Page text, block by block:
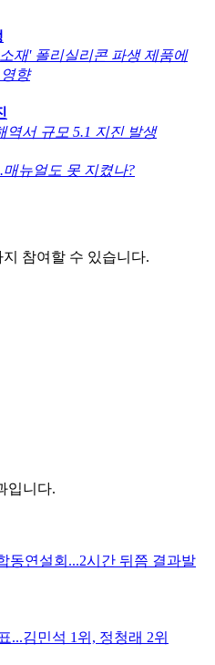
재' 폴리실리콘 파생 제품에
향
역서 규모 5.1 지진 발생
뉴얼도 못 지켰나?
참여할 수 있습니다.
입니다.
동연설회...2시간 뒤쯤 결과발
...김민석 1위, 정청래 2위